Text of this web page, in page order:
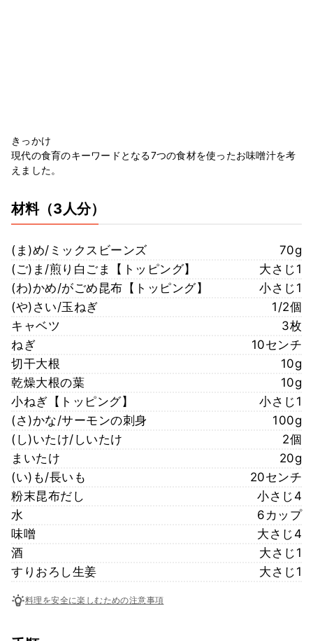
きっかけ
現代の食育のキーワードとなる7つの食材を使ったお味噌汁を考
えました。
材料（3人分）
(ま)め/ミックスビーンズ
70g
(ご)ま/煎り白ごま【トッピング】
大さじ1
(わ)かめ/がごめ昆布【トッピング】
小さじ1
(や)さい/玉ねぎ
1/2個
キャベツ
3枚
ねぎ
10センチ
切干大根
10g
乾燥大根の葉
10g
小ねぎ【トッピング】
小さじ1
(さ)かな/サーモンの刺身
100g
(し)いたけ/しいたけ
2個
まいたけ
20g
(い)も/長いも
20センチ
粉末昆布だし
小さじ4
水
6カップ
味噌
大さじ4
酒
大さじ1
すりおろし生姜
大さじ1
料理を安全に楽しむための注意事項